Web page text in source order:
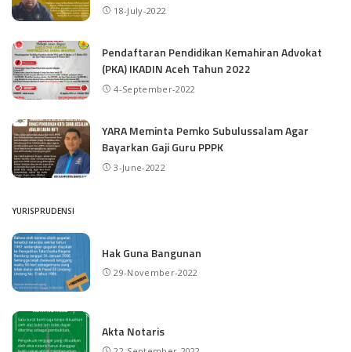
18-July-2022
Pendaftaran Pendidikan Kemahiran Advokat
(PKA) IKADIN Aceh Tahun 2022
4-September-2022
YARA Meminta Pemko Subulussalam Agar
Bayarkan Gaji Guru PPPK
3-June-2022
YURISPRUDENSI
Hak Guna Bangunan
29-November-2022
Akta Notaris